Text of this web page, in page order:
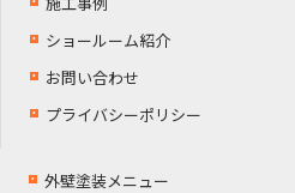
ショールーム紹介
お問い合わせ
プライバシーポリシー
外壁塗装メニュー